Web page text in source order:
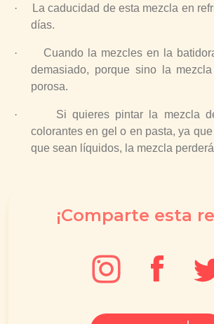
·
La caducidad de esta mezcla en
días.
·
Cuando la mezcles en la
demasiado, porque sino la
porosa.
·
Si quieres pintar la mezcla
colorantes en gel o en pasta, ya
que sean líquidos, la mezcla
¡Comparte esta